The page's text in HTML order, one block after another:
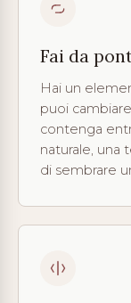
Fai da
Hai un
puoi
contenga
naturale, una
di sembrare